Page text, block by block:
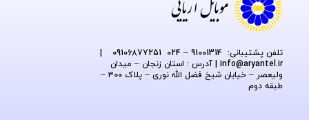
تلفن پشتیبانی: 91001314 – 024 09106877251
info@aryantel.ir
| آدرس : استان زنجان – میدان
ولیعصر – خیابان شیخ فضل الله نوری – پلاک ۳۰۰ –
طبقه دوم